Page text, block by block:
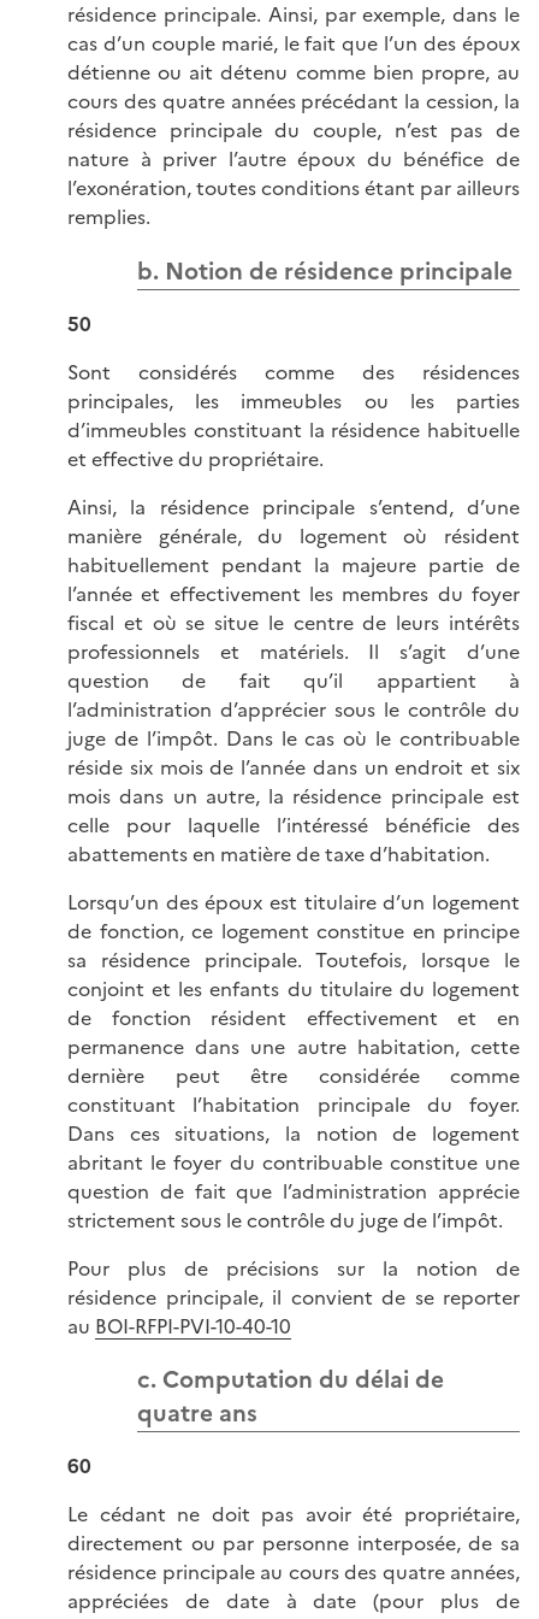
résidence principale. Ainsi, par exemple, dans le
cas d’un couple marié, le fait que l’un des époux
détienne ou ait détenu comme bien propre, au
cours des quatre années précédant la cession, la
résidence principale du couple, n’est pas de
nature à priver l’autre époux du bénéfice de
l’exonération, toutes conditions étant par ailleurs
remplies.
b. Notion de résidence principale
50
Sont considérés comme des résidences
principales, les immeubles ou les parties
d’immeubles constituant la résidence habituelle
et effective du propriétaire.
Ainsi, la résidence principale s’entend, d’une
manière générale, du logement où résident
habituellement pendant la majeure partie de
l’année et effectivement les membres du foyer
fiscal et où se situe le centre de leurs intérêts
professionnels et matériels. Il s’agit d’une
question de fait qu’il appartient à
l’administration d’apprécier sous le contrôle du
juge de l’impôt. Dans le cas où le contribuable
réside six mois de l’année dans un endroit et six
mois dans un autre, la résidence principale est
celle pour laquelle l’intéressé bénéficie des
abattements en matière de taxe d’habitation.
Lorsqu’un des époux est titulaire d’un logement
de fonction, ce logement constitue en principe
sa résidence principale. Toutefois, lorsque le
conjoint et les enfants du titulaire du logement
de fonction résident effectivement et en
permanence dans une autre habitation, cette
dernière peut être considérée comme
constituant l’habitation principale du foyer.
Dans ces situations, la notion de logement
abritant le foyer du contribuable constitue une
question de fait que l’administration apprécie
strictement sous le contrôle du juge de l’impôt.
Pour plus de précisions sur la notion de
résidence principale, il convient de se reporter
au BOI-RFPI-PVI-10-40-10
c. Computation du délai de
quatre ans
60
Le cédant ne doit pas avoir été propriétaire,
directement ou par personne interposée, de sa
résidence principale au cours des quatre années,
appréciées de date à date (pour plus de